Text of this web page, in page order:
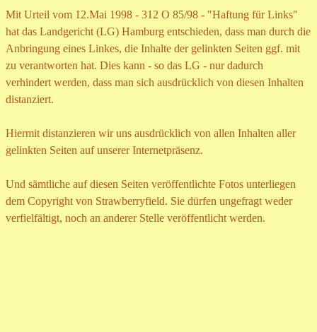
Mit Urteil vom 12.Mai 1998 - 312 O 85/98 - "Haftung für Links"
hat das Landgericht (LG) Hamburg entschieden, dass man durch die
Anbringung eines Linkes, die Inhalte der gelinkten Seiten ggf. mit
zu verantworten hat. Dies kann - so das LG - nur dadurch
verhindert werden, dass man sich ausdrücklich von diesen Inhalten
distanziert.
Hiermit distanzieren wir uns ausdrücklich von allen Inhalten aller
gelinkten Seiten auf unserer Internetpräsenz.
Und sämtliche auf diesen Seiten veröffentlichte Fotos unterliegen
dem Copyright von Strawberryfield. Sie dürfen ungefragt weder
verfielfältigt, noch an anderer Stelle veröffentlicht werden.